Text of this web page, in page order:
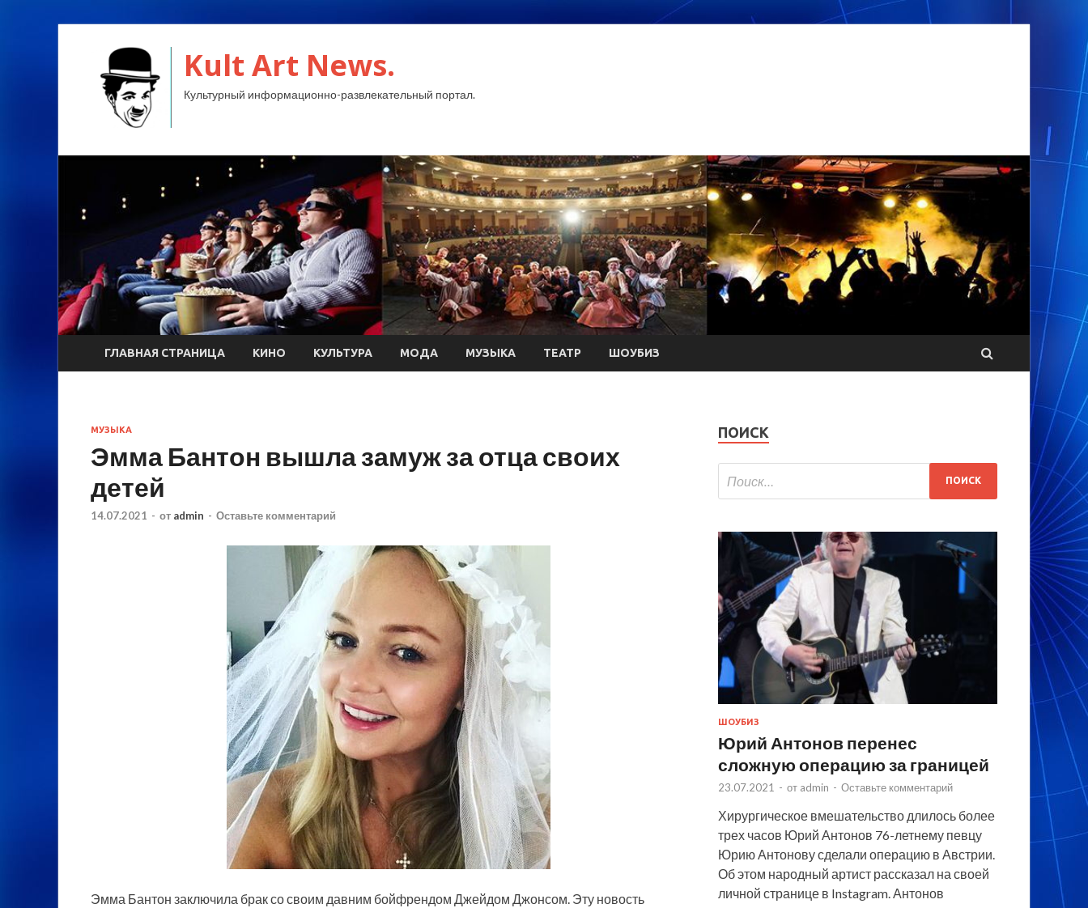
Kult Art News.
Культурный информационно-развлекательный портал.
ГЛАВНАЯ СТРАНИЦА КИНО КУЛЬТУРА МОДА МУЗЫКА ТЕАТР ШОУБИЗ
МУЗЫКА
Эмма Бантон вышла замуж за отца своих
детей
14.07.2021 - от admin - Оставьте комментарий
Эмма Бантон заключила брак со своим давним бойфрендом Джейдом Джонсом. Эту новость
ПОИСК
ШОУБИЗ
Юрий Антонов перенес
сложную операцию за границей
23.07.2021 - от admin - Оставьте комментарий
Хирургическое вмешательство длилось более
трех часов Юрий Антонов 76-летнему певцу
Юрию Антонову сделали операцию в Австрии.
Об этом народный артист рассказал на своей
личной странице в Instagram. Антонов